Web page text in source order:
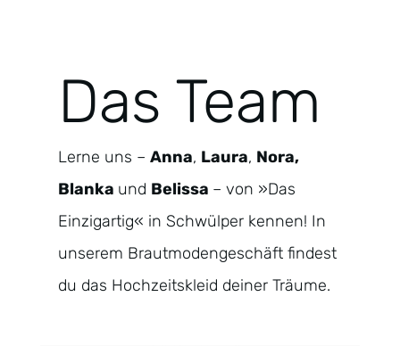
Das Team
Lerne uns – Anna, Laura, Nora,
Blanka und Belissa – von »Das
Einzigartig« in Schwülper kennen! In
unserem Brautmodengeschäft findest
du das Hochzeitskleid deiner Träume.